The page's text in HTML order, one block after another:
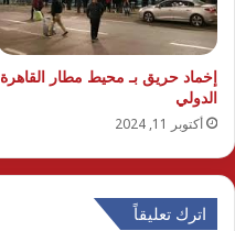
إخماد حريق بـ محيط مطار القاهرة
الدولي
أكتوبر 11, 2024
اترك تعليقاً